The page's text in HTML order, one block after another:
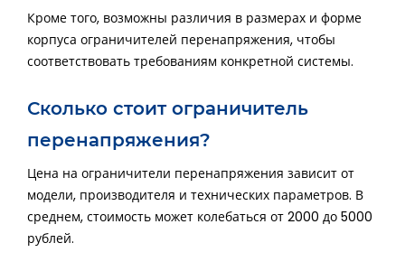
Кроме того, возможны различия в размерах и форме
корпуса ограничителей перенапряжения, чтобы
соответствовать требованиям конкретной системы.
Сколько стоит ограничитель
перенапряжения?
Цена на ограничители перенапряжения зависит от
модели, производителя и технических параметров. В
среднем, стоимость может колебаться от 2000 до 5000
рублей.